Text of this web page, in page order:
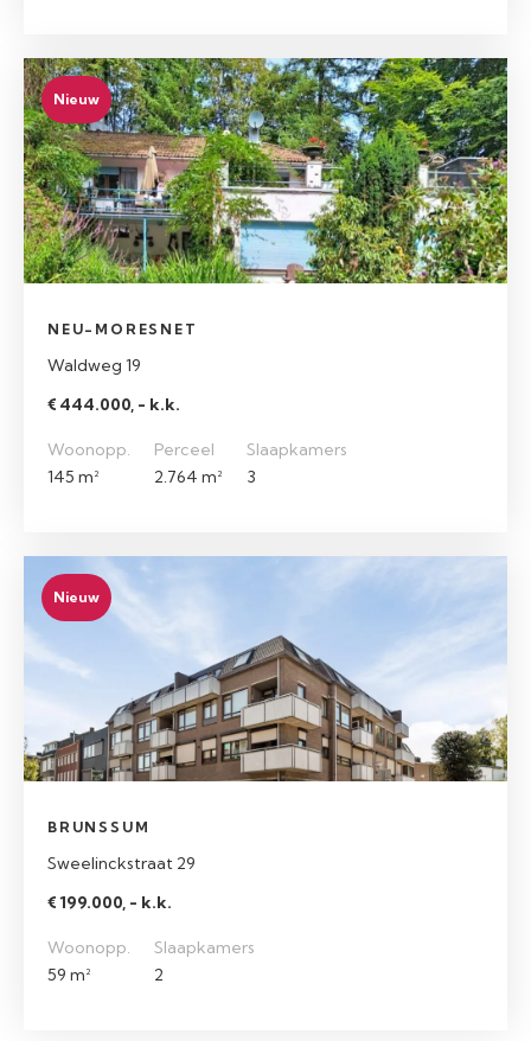
Nieuw
NEU-MORESNET
Waldweg 19
€ 444.000, - k.k.
Woonopp.
145 m²
Perceel
2.764 m²
Slaapkamers
3
Nieuw
BRUNSSUM
Sweelinckstraat 29
€ 199.000, - k.k.
Woonopp.
59 m²
Slaapkamers
2